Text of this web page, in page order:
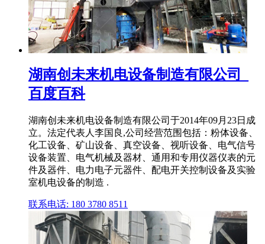
湖南创未来机电设备制造有限公司_
百度百科
湖南创未来机电设备制造有限公司于2014年09月23日成
立。法定代表人李国良,公司经营范围包括：粉体设备、
化工设备、矿山设备、真空设备、视听设备、电气信号
设备装置、电气机械及器材、通用和专用仪器仪表的元
件及器件、电力电子元器件、配电开关控制设备及实验
室机电设备的制造 .
联系电话: 180 3780 8511